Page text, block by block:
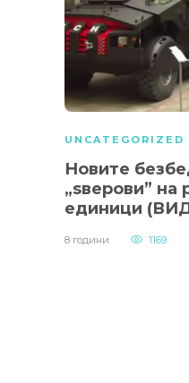
UNCATEGORIZED
Новите
„ѕверови” на
единици
8 години 1169